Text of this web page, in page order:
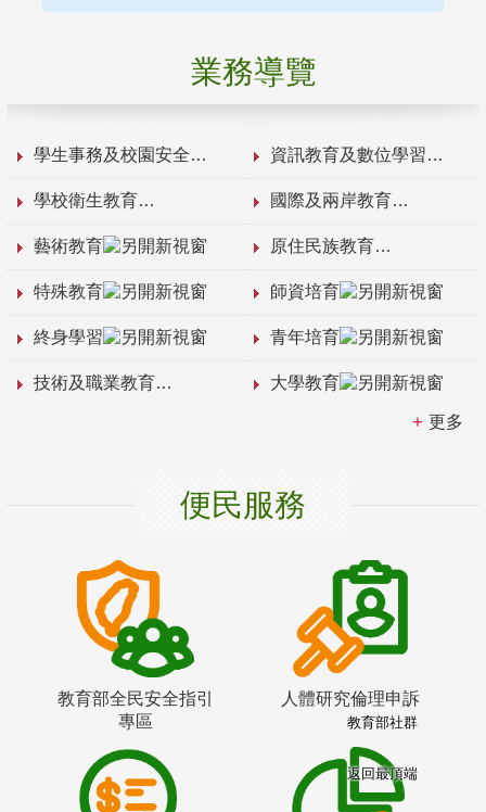
業務導覽
學生事務及校園安全 資訊教育及數位學習
學校衛生教育 國際及兩岸教育
藝術教育 原住民族教育
特殊教育 師資培育
終身學習 青年培育
技術及職業教育 大學教育
更多
便民服務
教育部全民安全指引
專區
人體研究倫理申訴
教育部社群
返回最頂端